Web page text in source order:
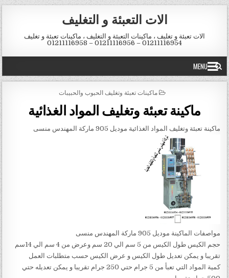
Skip to content
الات التعبئة و التغليف
الات تعبئة و تغليف ، ماكينات التعبئة و التغليف ، ماكينات تعبئة و تغليف
01211116954 – 01211116956 – 01211116958
MENU
POSTED IN
ماكينات تعبئة وتغليف الحبوب والحبيبات
ماكينة تعبئة وتغليف المواد الغذائية
ماكينة تعبئة وتغليف المواد الغذائية موديل 905 ماركة المهندس منسى
مواصفات الماكينة موديل 905 ماركة المهندس منسى
حجم الكيس طول الكيس من 5 سم الي 20 سم وعرض من 4 سم الي 14سم
تقريبا و يمكن تعديل طول الكيس و عرض الكيس حسب متطلبات العمل
كمية المواد التي تعبأ من 5 جرام حتي 250 جرام تقريبا و يمكن تعديله حتي